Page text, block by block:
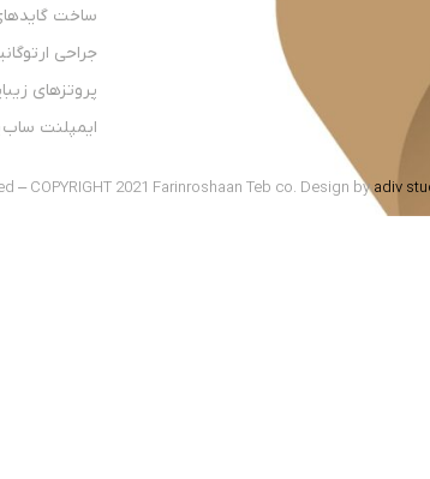
ساخت
جراحی
پروتزهای
ایمپلنت ساب
– COPYRIGHT 2021 Farinroshaan Teb co. Design byadiv